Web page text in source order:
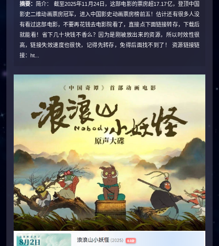
摘要：简介： 截至2025年11月24日，这部电影的票房超17.17亿，登顶中国
影史二维动画票房冠军，进入中国影史动画票房榜前五！估计还有很多人没
有看过这部电影，不要再花钱去电影院看了，直接点下面链接转存，下载后
就能看！省下几十块钱不香么？因为是刚被放出来的资源，所以时效性很
高，链接失效速度也很快，记得先转存，免得后面找不到了！ 资源链接链
接：ht...